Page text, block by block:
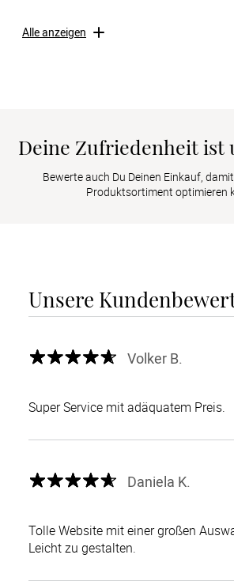
Alle anzeigen
Deine Zufriedenheit ist
Bewerte auch Du Deinen Einkauf,
Produktsortiment optimieren
Unsere
Volker B.
Super Service mit adäquatem Preis.
Daniela K.
Tolle Website mit einer großen
Leicht zu gestalten.